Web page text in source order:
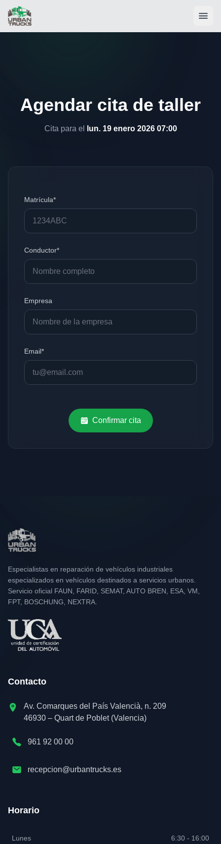
Agendar cita de taller
Cita para el lun. 19 enero 2026 07:00
Matrícula*
Conductor*
Empresa
Email*
Confirmar cita
Especialistas en reparación de vehículos industriales
especializados en vehículos destinados a servicios urbanos.
Servicio oficial FAUN, FARID, SEMAT, AUTO BREN, ESA, VM,
FPT, BOSCHUNG, NEXTRA.
Contacto
Av. Comarques del País Valencià, n. 209
46930 – Quart de Poblet (Valencia)
961 92 00 00
recepcion@urbantrucks.es
Horario
Lunes 6:30 - 16:00